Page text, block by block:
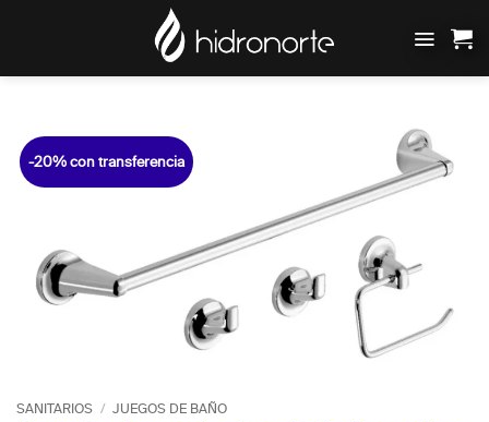
-20% con transferencia
SANITARIOS / JUEGOS DE BAÑO